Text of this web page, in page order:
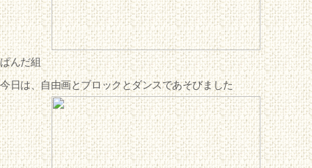
ぱんだ組
今日は、自由画とブロックとダンスであそびました